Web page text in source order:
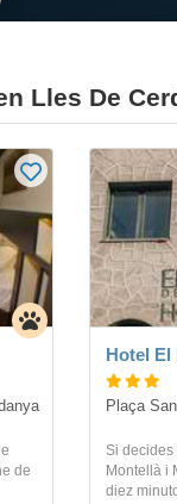
Lles De
de
Hotel El
Plaça
Si
Montellà i
diez